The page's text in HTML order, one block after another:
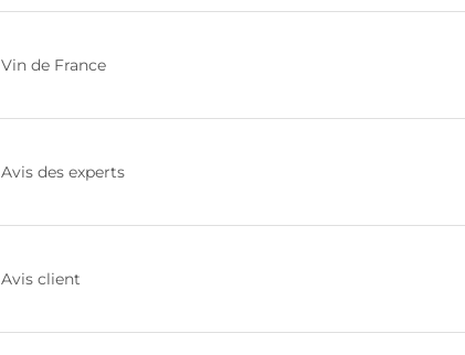
Vin de France
Avis des experts
Avis client